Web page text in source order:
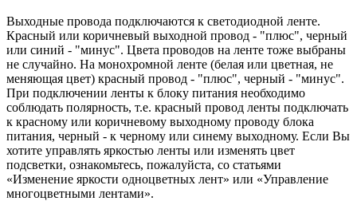
Выходные провода подключаются к светодиодной ленте.
Красный или коричневый выходной провод - "плюс", черный
или синий - "минус". Цвета проводов на ленте тоже выбраны
не случайно. На монохромной ленте (белая или цветная, не
меняющая цвет) красный провод - "плюс", черный - "минус".
При подключении ленты к блоку питания необходимо
соблюдать полярность, т.е. красный провод ленты подключать
к красному или коричневому выходному проводу блока
питания, черный - к черному или синему выходному. Если Вы
хотите управлять яркостью ленты или изменять цвет
подсветки, ознакомьтесь, пожалуйста, со статьями
«Изменение яркости одноцветных лент» или «Управление
многоцветными лентами».